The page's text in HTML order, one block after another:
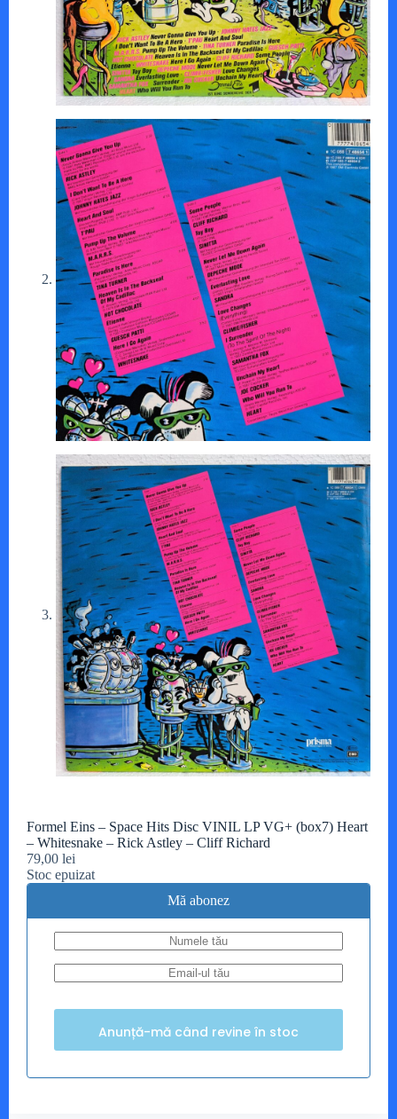
Formel Eins – Space Hits Disc VINIL LP VG+ (box7) Heart
– Whitesnake – Rick Astley – Cliff Richard
79,00 lei
Stoc epuizat
Mă abonez